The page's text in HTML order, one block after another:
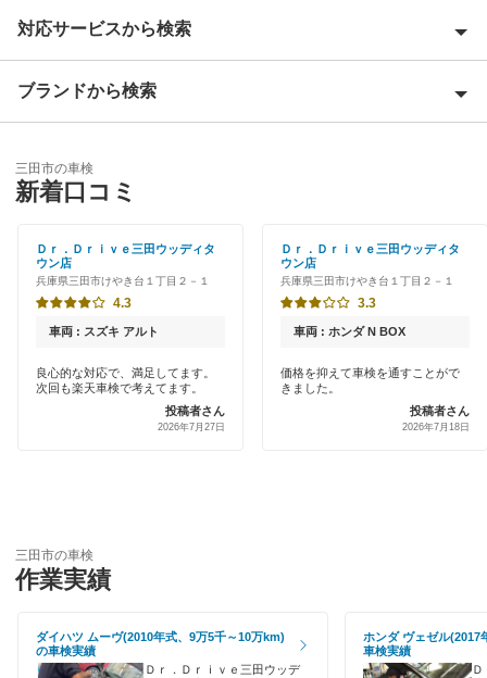
相生市
赤穂郡
赤穂市
朝来市
芦屋市
尼崎市
淡路市
伊丹市
加古郡
加東市
対応サービスから検索
Award 受賞店
特典あり
新車初回割りあり
ハイブリッド車OK
EV車OK
120分以内の車検
ブランドから検索
「車検の速太郎」
アップル車検
オートバックス
出光リテール車検
宇佐美車検
キグナス車検
トヨタディーラー
三田市の車検
新着口コミ
Ｄｒ．Ｄｒｉｖｅ三田ウッディタ
ウン店
兵庫県三田市けやき台１丁目２－１
4.3
車両 : スズキ アルト
良心的な対応で、満足してます。
次回も楽天車検で考えてます。
投稿者さん
2026年7月27日
Ｄｒ．Ｄｒｉｖｅ三田ウッディタ
ウン店
兵庫県三田市けやき台１丁目２－１
3.3
車両 : ホンダ N BOX
価格を抑えて車検を通すことがで
きました。
投稿者さん
2026年7月18日
三田市の車検
作業実績
ダイハツ ムーヴ(2010年式、9万5千～10万km)
の車検実績
Ｄｒ．Ｄｒｉｖｅ三田ウッデ
ホンダ ヴェゼル(2017
車検実績
Ｄ